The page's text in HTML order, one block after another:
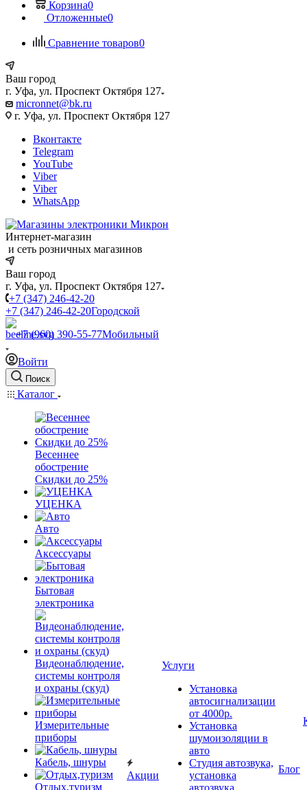
Корзина0
Отложенные0
Сравнение товаров0
Ваш город
г. Уфа, ул. Проспект Октября 127
micronnet@bk.ru
г. Уфа, ул. Проспект Октября 127
Вконтакте
Telegram
YouTube
Viber
Viber
WhatsApp
Интернет-магазин
и сеть розничных магазинов
Ваш город
г. Уфа, ул. Проспект Октября 127
+7 (347) 246-42-20
+7 (347) 246-42-20Городской
+7 (960) 390-55-77Мобильный
Войти
Поиск
Каталог
Весеннее
обострение
Скидки до 25%
УЦЕНКА
Авто
Аксессуары
Бытовая
электроника
Видеонаблюдение,
системы контроля
и охраны (скуд)
Измерительные
приборы
Кабель, шнуры
Отдых,туризм
Акции
Услуги
Установка
автосигнализации
от 4000р.
Установка
шумоизоляции в
авто
Студия автозвука,
установка
автозвука
Блог